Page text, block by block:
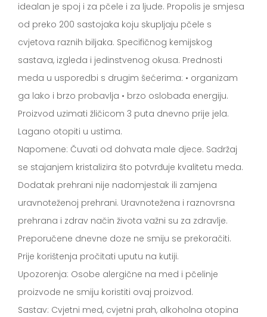
idealan je spoj i za pčele i za ljude. Propolis je smjesa
od preko 200 sastojaka koju skupljaju pčele s
cvjetova raznih biljaka. Specifičnog kemijskog
sastava, izgleda i jedinstvenog okusa. Prednosti
meda u usporedbi s drugim šećerima: • organizam
ga lako i brzo probavlja • brzo oslobađa energiju.
Proizvod uzimati žličicom 3 puta dnevno prije jela.
Lagano otopiti u ustima.
Napomene: Čuvati od dohvata male djece. Sadržaj
se stajanjem kristalizira što potvrđuje kvalitetu meda.
Dodatak prehrani nije nadomjestak ili zamjena
uravnoteženoj prehrani. Uravnotežena i raznovrsna
prehrana i zdrav način života važni su za zdravlje.
Preporučene dnevne doze ne smiju se prekoračiti.
Prije korištenja pročitati uputu na kutiji.
Upozorenja: Osobe alergične na med i pčelinje
proizvode ne smiju koristiti ovaj proizvod.
Sastav: Cvjetni med, cvjetni prah, alkoholna otopina